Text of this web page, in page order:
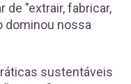
de "extrair, fabricar,
dominou nossa
sustentáveis